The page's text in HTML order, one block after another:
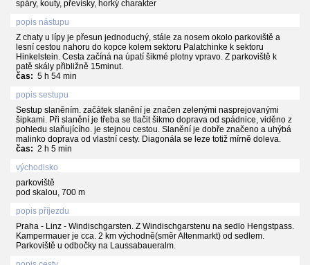
spáry, kouty, převísky, horký charakter
popis nástupu
Z chaty u lípy je přesun jednoduchý, stále za nosem okolo parkoviště a
lesní cestou nahoru do kopce kolem sektoru Palatchinke k sektoru
Hinkelstein. Cesta začíná na úpatí šikmé plotny vpravo. Z parkoviště k
patě skály přibližně 15minut.
čas: 5 h 54 min
popis sestupu
Sestup slaněním. začátek slanění je značen zelenými nasprejovanými
šipkami. Při slanění je třeba se tlačit šikmo doprava od spádnice, viděno z
pohledu slaňujícího. je stejnou cestou. Slanění je dobře značeno a uhýbá
malinko doprava od vlastní cesty. Diagonála se leze totiž mírně doleva.
čas: 2 h 5 min
východisko
parkoviště
pod skalou, 700 m
popis příjezdu
Praha - Linz - Windischgarsten. Z Windischgarstenu na sedlo Hengstpass.
Kampermauer je cca. 2 km východně(směr Altenmarkt) od sedlem.
Parkoviště u odbočky na Laussabaueralm.